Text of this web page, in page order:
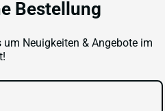
tragen dazu bei, dass
Jahrgang der NFL verspricht
Maye, Bo Nix, Marvin Harrison Jr,
Worthy, Ladd McConkey,
kann Redemption Cards
eingelöst
Bestellung
Neuigkeiten & Angebote im